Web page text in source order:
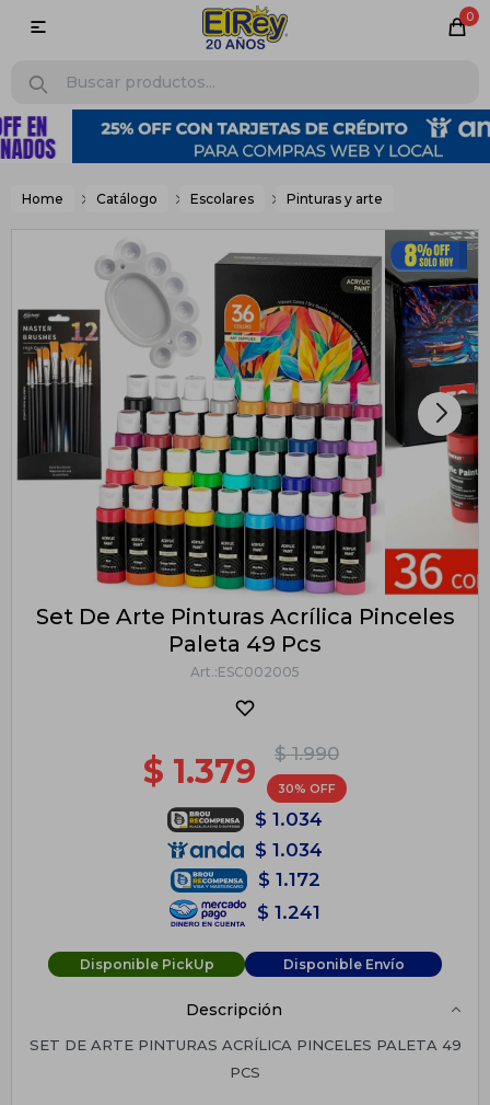
0

Home Catálogo Escolares Pinturas y arte
Set De Arte Pinturas Acrílica Pinceles
Paleta 49 Pcs
ESC002005
$ 1.990
$ 1.379 30
$ 1.034
$ 1.034
$ 1.172
$ 1.241
Disponible PickUp Disponible Envío
Descripción
SET DE ARTE PINTURAS ACRÍLICA PINCELES PALETA 49
PCS